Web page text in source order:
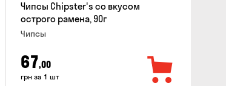
Чипсы Chipster's со вкусом
острого рамена, 90г
Чипсы
67,00
грн за 1 шт